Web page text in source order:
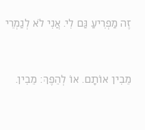
זֶה מַפְרִיעַ גַּם לִי. אֲנִי לֹא לְגַמְרֵי
מֵבִין אוֹתָם. אוֹ לְהֵפֶךְ: מֵבִין.